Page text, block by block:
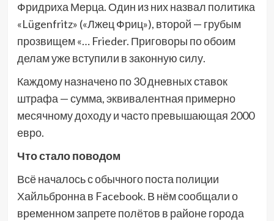
Фридриха Мерца. Один из них назвал политика
«Lügenfritz» («Лжец Фриц»), второй — грубым
прозвищем «… Frieder. Приговоры по обоим
делам уже вступили в законную силу.
Каждому назначено по 30 дневных ставок
штрафа — сумма, эквивалентная примерно
месячному доходу и часто превышающая 2000
евро.
Что стало поводом
Всё началось с обычного поста полиции
Хайльбронна в Facebook. В нём сообщали о
временном запрете полётов в районе города